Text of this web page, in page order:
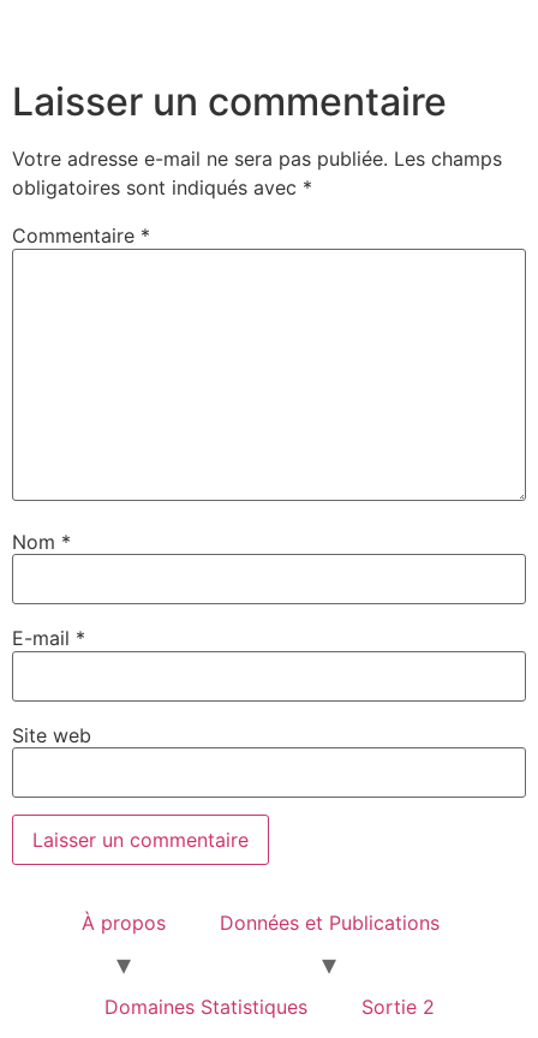
Laisser un commentaire
Votre adresse e-mail ne sera pas publiée. Les champs
obligatoires sont indiqués avec *
Commentaire *
Nom *
E-mail *
Site web
À propos Données et Publications
Domaines Statistiques Sortie 2